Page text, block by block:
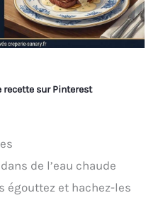
sur Pinterest
de l’eau chaude
égouttez et hachez-les